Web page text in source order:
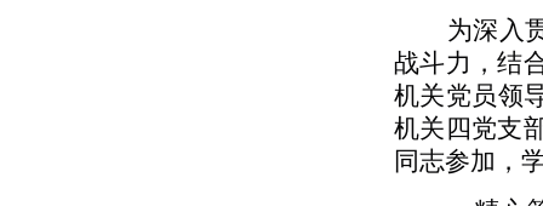
为深入
战斗力，结
机关党员领
机关四党支
同志参加，